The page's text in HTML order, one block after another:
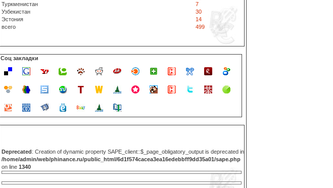
Туркменистан
7
Узбекистан
30
Эстония
14
всего
499
Соц закладки
Deprecated: Creation of dynamic property SAPE_client::$_page_obligatory_output is deprecated in
/home/admin/web/phinance.ru/public_html/6d1f574cacea3ea16edebbff9dd35a01/sape.php
on line 1340